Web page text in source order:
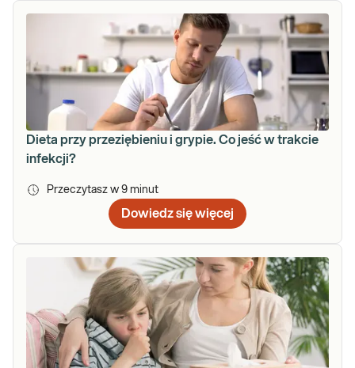
Dieta przy przeziębieniu i grypie. Co jeść w trakcie
infekcji?
Przeczytasz w 9 minut
Dowiedz się więcej